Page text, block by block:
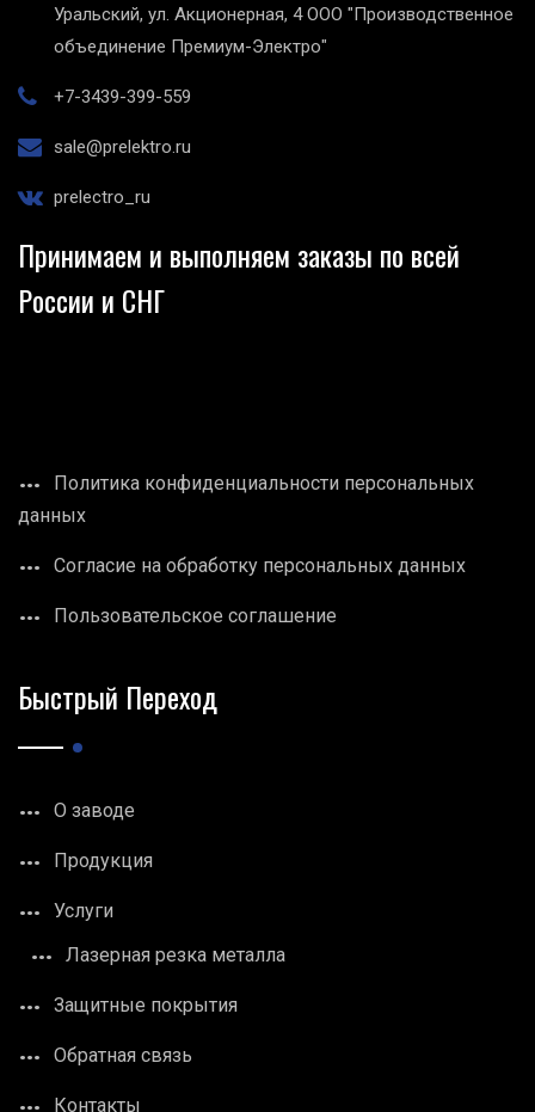
Уральский, ул. Акционерная, 4 ООО "Производственное
объединение Премиум-Электро"
+7-3439-399-559
sale@prelektro.ru
prelectro_ru
Принимаем и выполняем заказы по всей
России и СНГ
Политика конфиденциальности персональных
данных
Согласие на обработку персональных данных
Пользовательское соглашение
Быстрый Переход
О заводе
Продукция
Услуги
Лазерная резка металла
Защитные покрытия
Обратная связь
Контакты